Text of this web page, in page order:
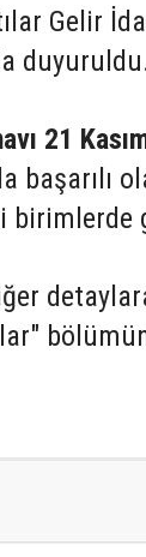
Gelir
21
başarılı
birimlerde